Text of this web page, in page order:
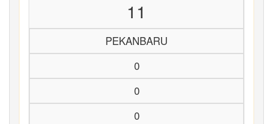
11
PEKANBARU
0
0
0